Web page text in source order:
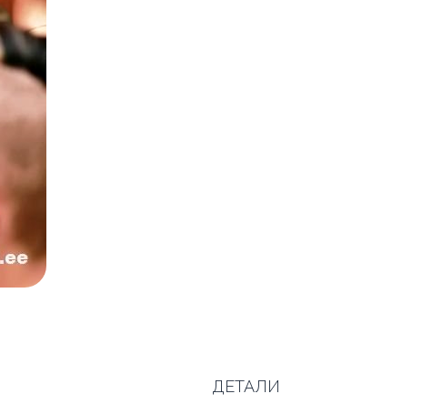
ДЕТАЛИ